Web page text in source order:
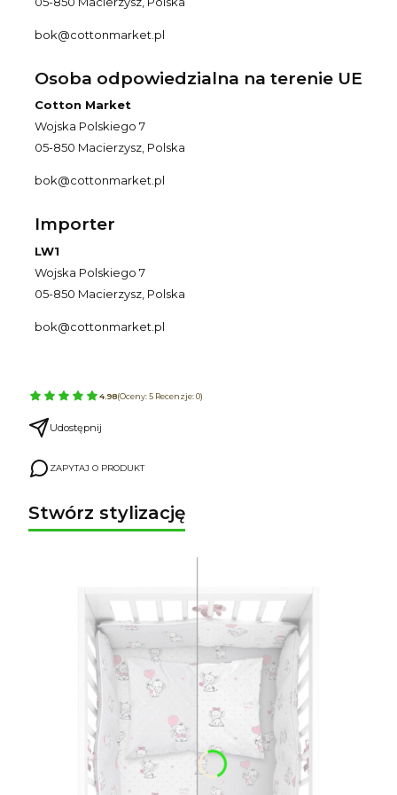
bok@cottonmarket.pl
Osoba odpowiedzialna na terenie UE
Cotton Market
Wojska Polskiego 7
05-850 Macierzysz, Polska
bok@cottonmarket.pl
Importer
LW1
Wojska Polskiego 7
05-850 Macierzysz, Polska
bok@cottonmarket.pl
4.98(Oceny: 5 Recenzje: 0)
Udostępnij
ZAPYTAJ O PRODUKT
Stwórz stylizację